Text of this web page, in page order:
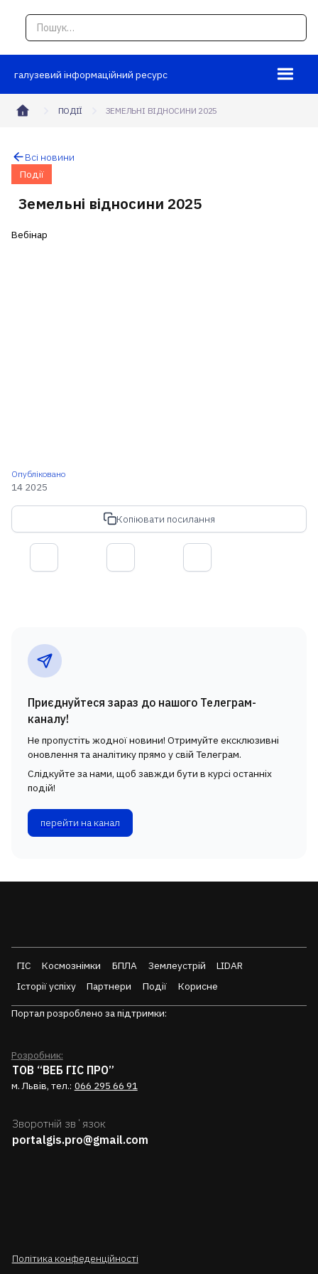
галузевий інформаційний ресурс
ПОДІЇ ЗЕМЕЛЬНІ ВІДНОСИНИ 2025
Всі новини
Події
Земельні відносини 2025
Вебінар
Опубліковано
14 2025
Копіювати посилання
Приєднуйтеся зараз до нашого Телеграм-
каналу!
Не пропустіть жодної новини! Отримуйте ексклюзивні
оновлення та аналітику прямо у свій Телеграм.
Слідкуйте за нами, щоб завжди бути в курсі останніх
подій!
перейти на канал
ГІС Космознімки БПЛА Землеустрій
LIDAR
Історії успіху
Партнери Події Корисне
Портал розроблено за підтримки:
Розробник:
ТОВ “ВЕБ ГІС ПРО”
м. Львів, тел.: 066 295 66 91
Зворотній звʼязок
portalgis.pro@gmail.com
Політика конфеденційності